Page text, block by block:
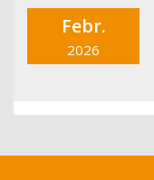
Febr.
2026